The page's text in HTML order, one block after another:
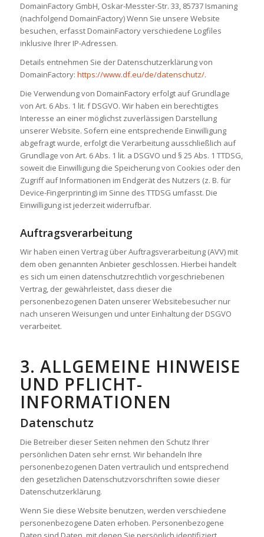
DomainFactory GmbH, Oskar-Messter-Str. 33, 85737 Ismaning
(nachfolgend DomainFactory) Wenn Sie unsere Website
besuchen, erfasst DomainFactory verschiedene Logfiles
inklusive Ihrer IP-Adressen.
Details entnehmen Sie der Datenschutzerklärung von
DomainFactory: https://www.df.eu/de/datenschutz/.
Die Verwendung von DomainFactory erfolgt auf Grundlage
von Art. 6 Abs. 1 lit. f DSGVO. Wir haben ein berechtigtes
Interesse an einer möglichst zuverlässigen Darstellung
unserer Website. Sofern eine entsprechende Einwilligung
abgefragt wurde, erfolgt die Verarbeitung ausschließlich auf
Grundlage von Art. 6 Abs. 1 lit. a DSGVO und § 25 Abs. 1 TTDSG,
soweit die Einwilligung die Speicherung von Cookies oder den
Zugriff auf Informationen im Endgerät des Nutzers (z. B. für
Device-Fingerprinting) im Sinne des TTDSG umfasst. Die
Einwilligung ist jederzeit widerrufbar.
Auftragsverarbeitung
Wir haben einen Vertrag über Auftragsverarbeitung (AVV) mit
dem oben genannten Anbieter geschlossen. Hierbei handelt
es sich um einen datenschutzrechtlich vorgeschriebenen
Vertrag, der gewährleistet, dass dieser die
personenbezogenen Daten unserer Websitebesucher nur
nach unseren Weisungen und unter Einhaltung der DSGVO
verarbeitet.
3. ALLGEMEINE HINWEISE
UND PFLICHT­
INFORMATIONEN
Datenschutz
Die Betreiber dieser Seiten nehmen den Schutz Ihrer
persönlichen Daten sehr ernst. Wir behandeln Ihre
personenbezogenen Daten vertraulich und entsprechend
den gesetzlichen Datenschutzvorschriften sowie dieser
Datenschutzerklärung.
Wenn Sie diese Website benutzen, werden verschiedene
personenbezogene Daten erhoben. Personenbezogene